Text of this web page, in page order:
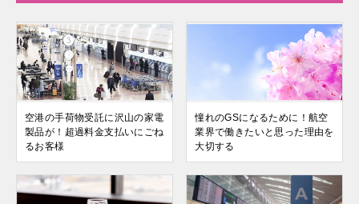
空港の手荷物受託に沢山の家電
製品が！超過料金支払いにごね
るお客様
憧れのGSになるために！航空
業界で働きたいと思った理由を
大切する